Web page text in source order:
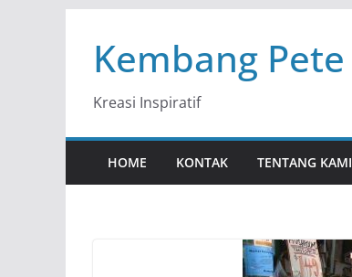
contentKembang Pete
Kreasi Inspiratif
HOME KONTAK TENTANG KAMI